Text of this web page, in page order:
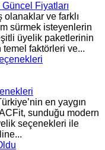
Fiyatları
olanaklar ve farklı
sürmek isteyenlerin
üyelik paketlerinin
temel faktörleri ve...
en yaygın
sunduğu modern
seçenekleri ile